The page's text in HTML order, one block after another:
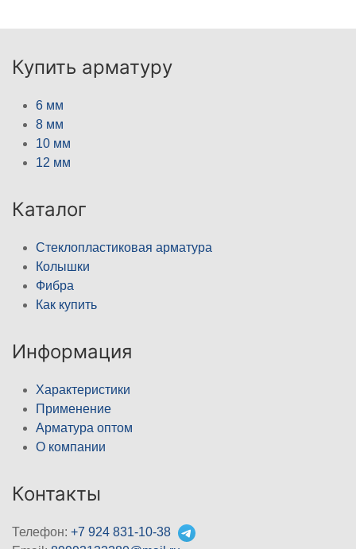
Купить арматуру
6 мм
8 мм
10 мм
12 мм
Каталог
Стеклопластиковая арматура
Колышки
Фибра
Как купить
Информация
Характеристики
Применение
Арматура оптом
О компании
Контакты
Телефон: +7 924 831-10-38